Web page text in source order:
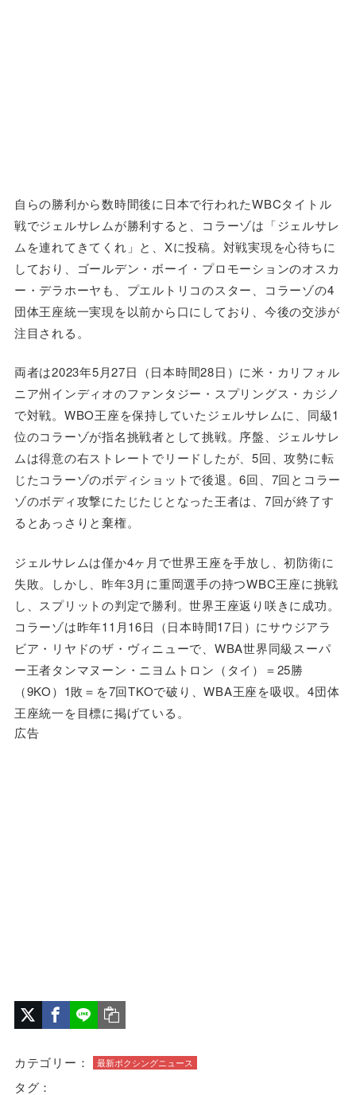
自らの勝利から数時間後に日本で行われたWBCタイトル
戦でジェルサレムが勝利すると、コラーゾは「ジェルサレ
ムを連れてきてくれ」と、Xに投稿。対戦実現を心待ちに
しており、ゴールデン・ボーイ・プロモーションのオスカ
ー・デラホーヤも、プエルトリコのスター、コラーゾの4
団体王座統一実現を以前から口にしており、今後の交渉が
注目される。
両者は2023年5月27日（日本時間28日）に米・カリフォル
ニア州インディオのファンタジー・スプリングス・カジノ
で対戦。WBO王座を保持していたジェルサレムに、同級1
位のコラーゾが指名挑戦者として挑戦。序盤、ジェルサレ
ムは得意の右ストレートでリードしたが、5回、攻勢に転
じたコラーゾのボディショットで後退。6回、7回とコラー
ゾのボディ攻撃にたじたじとなった王者は、7回が終了す
るとあっさりと棄権。
ジェルサレムは僅か4ヶ月で世界王座を手放し、初防衛に
失敗。しかし、昨年3月に重岡選手の持つWBC王座に挑戦
し、スプリットの判定で勝利。世界王座返り咲きに成功。
コラーゾは昨年11月16日（日本時間17日）にサウジアラ
ビア・リヤドのザ・ヴィニューで、WBA世界同級スーパ
ー王者タンマヌーン・ニヨムトロン（タイ）＝25勝
（9KO）1敗＝を7回TKOで破り、WBA王座を吸収。4団体
王座統一を目標に掲げている。
広告
カテゴリー： 最新ボクシングニュース
タグ：